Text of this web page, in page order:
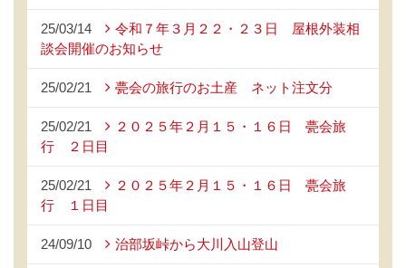
25/03/14
令和７年３月２２・２３日 屋根外装相
談会開催のお知らせ
25/02/21 甍会の旅行のお土産 ネット注文分
25/02/21
２０２５年２月１５・１６日 甍会旅
行 ２日目
25/02/21
２０２５年２月１５・１６日 甍会旅
行 １日目
24/09/10 治部坂峠から大川入山登山